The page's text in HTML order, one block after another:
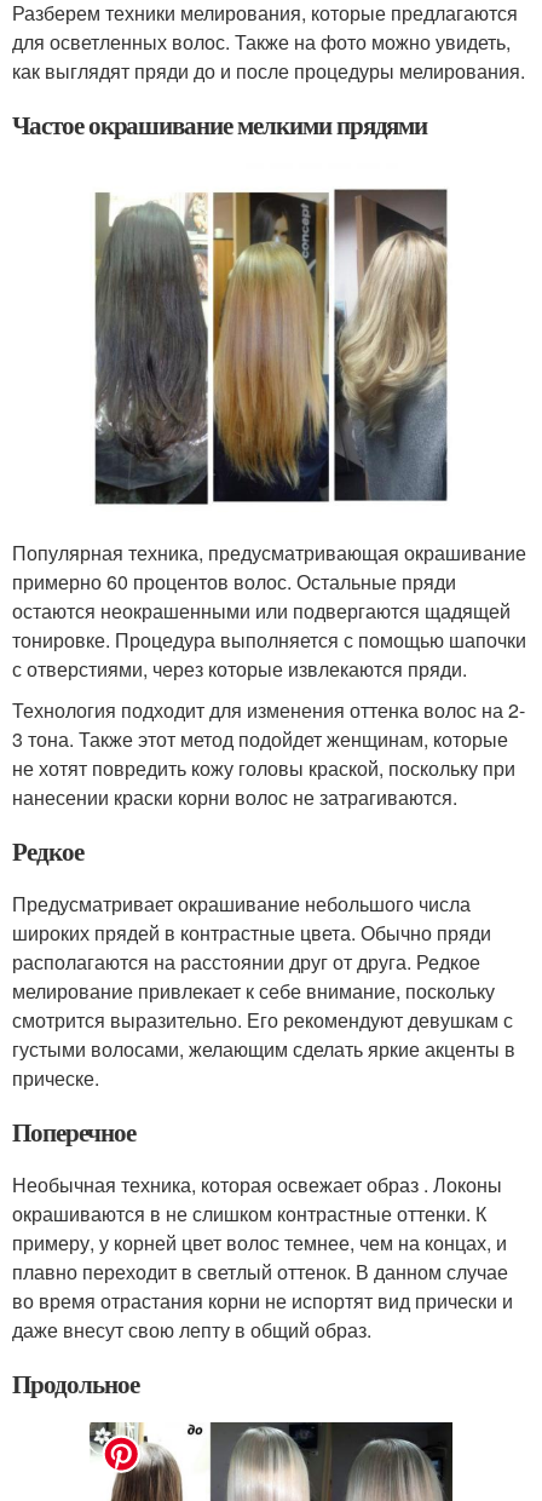
Разберем техники мелирования, которые предлагаются
для осветленных волос. Также на фото можно увидеть,
как выглядят пряди до и после процедуры мелирования.
Частое окрашивание мелкими прядями
Популярная техника, предусматривающая окрашивание
примерно 60 процентов волос. Остальные пряди
остаются неокрашенными или подвергаются щадящей
тонировке. Процедура выполняется с помощью шапочки
с отверстиями, через которые извлекаются пряди.
Технология подходит для изменения оттенка волос на 2-
3 тона. Также этот метод подойдет женщинам, которые
не хотят повредить кожу головы краской, поскольку при
нанесении краски корни волос не затрагиваются.
Редкое
Предусматривает окрашивание небольшого числа
широких прядей в контрастные цвета. Обычно пряди
располагаются на расстоянии друг от друга. Редкое
мелирование привлекает к себе внимание, поскольку
смотрится выразительно. Его рекомендуют девушкам с
густыми волосами, желающим сделать яркие акценты в
прическе.
Поперечное
Необычная техника, которая освежает образ . Локоны
окрашиваются в не слишком контрастные оттенки. К
примеру, у корней цвет волос темнее, чем на концах, и
плавно переходит в светлый оттенок. В данном случае
во время отрастания корни не испортят вид прически и
даже внесут свою лепту в общий образ.
Продольное